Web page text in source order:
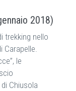
2018)
trekking nello
Carapelle.
le
Chiusola